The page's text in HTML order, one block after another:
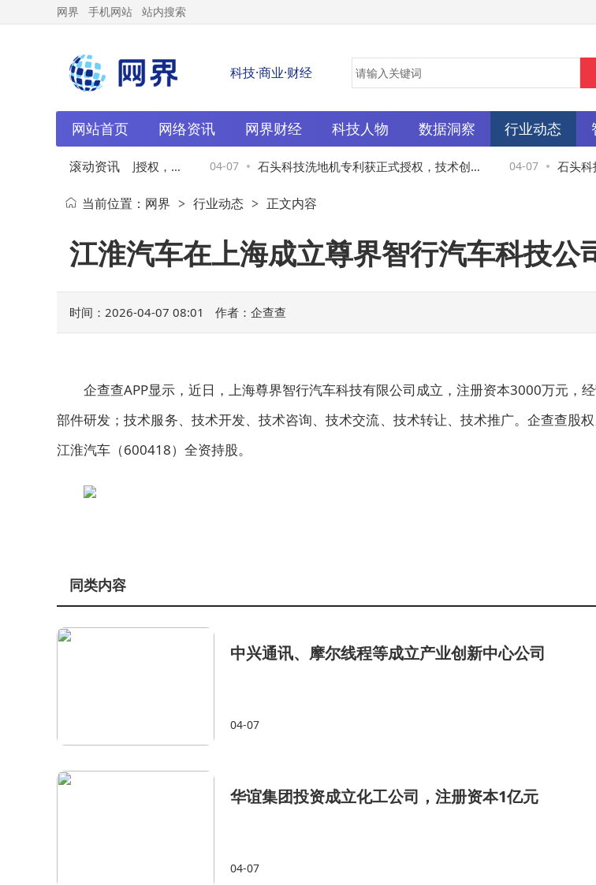
网界 手机网站 站内搜索
科技·商业·财经
网站首页 网络资讯 网界财经 科技人物 数据洞察 行业动态
滚动资讯
机：外观设计获专利授权，研
高端市场新格局
04-07 石头科技洗地机专利获正式授权，技术创新
助力清洁电器智能化升级
04-07 石头科
当前位置： 网界 > 行业动态 > 正文内容
江淮汽车在上海成立尊界智行汽车科技公
时间：2026-04-07 08:01 作者：企查查
企查查APP显示，近日，上海尊界智行汽车科技有限公司成立，注册资本3000万元，
部件研发；技术服务、技术开发、技术咨询、技术交流、技术转让、技术推广。企查查股
江淮汽车（600418）全资持股。
同类内容
中兴通讯、摩尔线程等成立产业创新中心公司
04-07
华谊集团投资成立化工公司，注册资本1亿元
04-07